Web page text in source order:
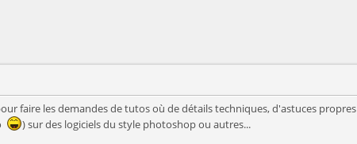
faire les demandes de tutos où de détails techniques, d'astuces
) sur des logiciels du style photoshop ou autres...